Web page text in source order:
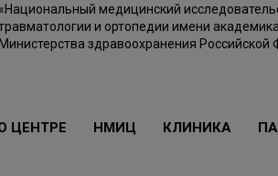
«Национальный медицинский
и ортопедии имени
Министерства здравоохранения Российской
ЦЕНТРЕ НМИЦ КЛИНИКА